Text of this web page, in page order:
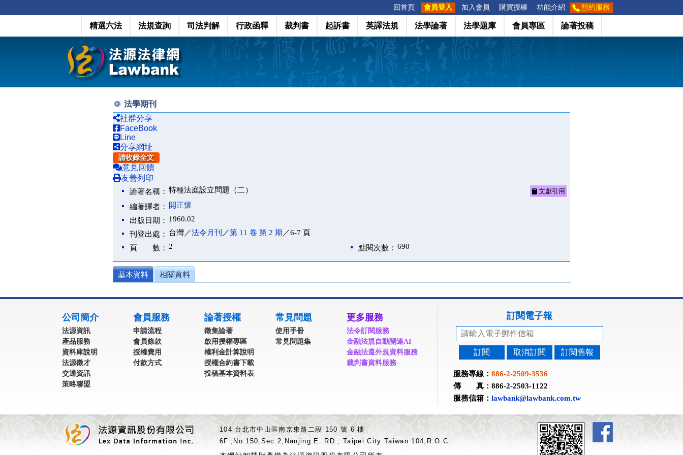
回首頁 會員登入 加入會員 購買授權 功能介紹 預約服務
精選六法 法規查詢 司法判解 行政函釋 裁判書 起訴書 英譯法規 法學論著 法學題庫 會員專區 論著投稿
法學期刊
社群分享
FaceBook
Line
分享網址
請收錄全文
意見回饋
友善列印
論著名稱： 特種法庭設立問題（二） 文獻引用
編著譯者：
開正懷
出版日期： 1960.02
刊登出處： 台灣／法令月刊 ／第 11 卷 第 2 期 ／6-7 頁
頁 數： 2 點閱次數： 690
基本資料 相關資料
公司簡介
法源資訊
產品服務
資料庫說明
法源徵才
交通資訊
策略聯盟
會員服務
申請流程
會員條款
授權費用
付款方式
論著授權
徵集論著
啟用授權專區
權利金計算說明
授權合約書下載
投稿基本資料表
常見問題
使用手冊
常見問題集
更多服務
法令訂閱服務
金融法規自動關連AI
金融法遵外規資料服務
裁判書資料服務
訂閱電子報
訂閱 取消訂閱 訂閱舊報
服務專線： 886-2-2509-3536
傳 真：886-2-2503-1122
服務信箱： lawbank@lawbank.com.tw
104 台北市中山區南京東路二段 150 號 6 樓
6F.,No.150,Sec.2,Nanjing E. RD., Taipei City Taiwan 104,R.O.C.